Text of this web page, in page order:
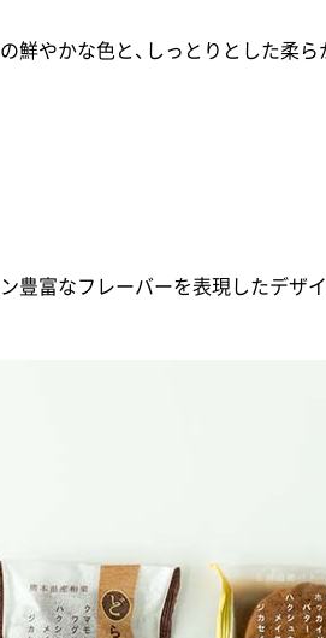
鮮やかな色と、しっとりとした柔
豊富なフレーバーを表現したデザイ